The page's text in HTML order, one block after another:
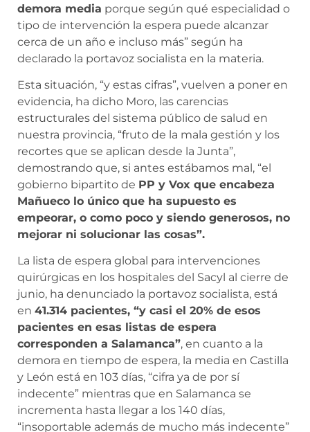
demora media porque según qué especialidad o
tipo de intervención la espera puede alcanzar
cerca de un año e incluso más” según ha
declarado la portavoz socialista en la materia.
Esta situación, “y estas cifras”, vuelven a poner en
evidencia, ha dicho Moro, las carencias
estructurales del sistema público de salud en
nuestra provincia, “fruto de la mala gestión y los
recortes que se aplican desde la Junta”,
demostrando que, si antes estábamos mal, “el
gobierno bipartito de PP y Vox que encabeza
Mañueco lo único que ha supuesto es
empeorar, o como poco y siendo generosos, no
mejorar ni solucionar las cosas”.
La lista de espera global para intervenciones
quirúrgicas en los hospitales del Sacyl al cierre de
junio, ha denunciado la portavoz socialista, está
en 41.314 pacientes, “y casi el 20% de esos
pacientes en esas listas de espera
corresponden a Salamanca”, en cuanto a la
demora en tiempo de espera, la media en Castilla
y León está en 103 días, “cifra ya de por sí
indecente” mientras que en Salamanca se
incrementa hasta llegar a los 140 días,
“insoportable además de mucho más indecente”